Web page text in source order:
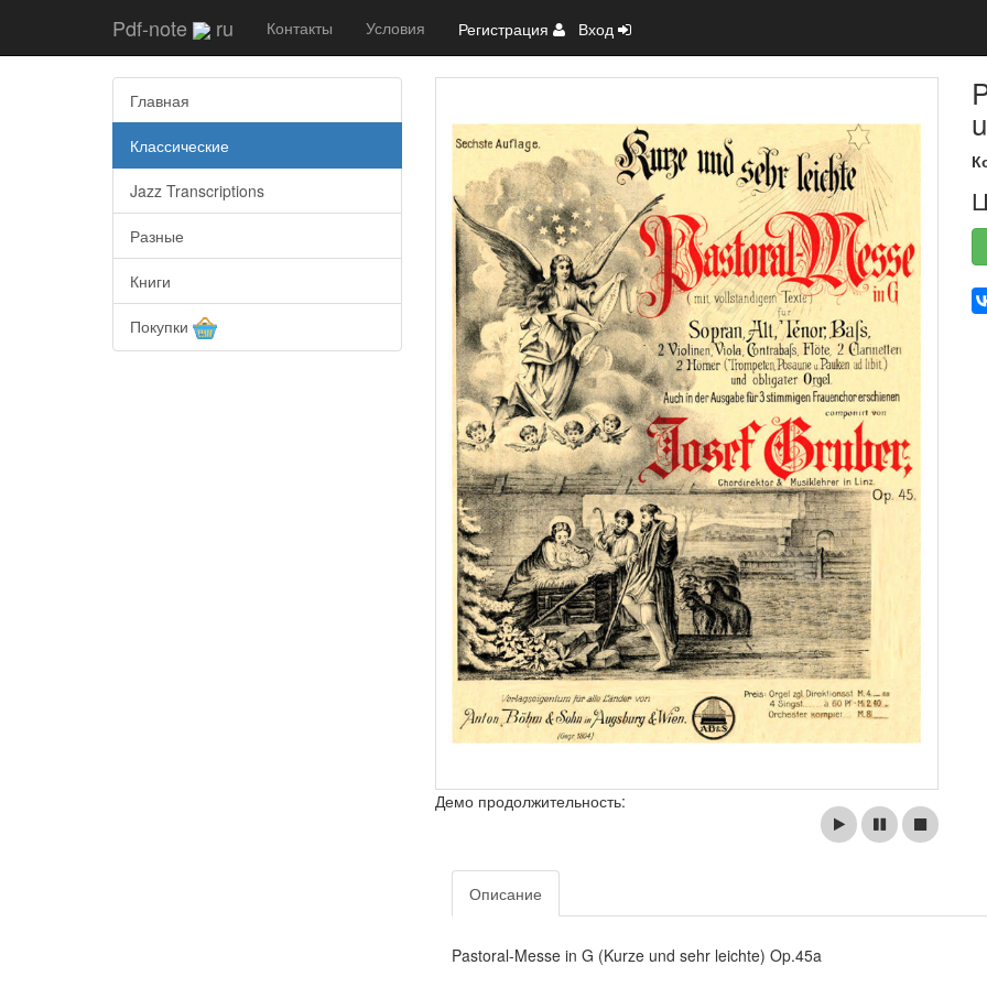
Pdf-note ru Контакты Условия Регистрация Вход
Главная
Классические
Jazz Transcriptions
Разные
Книги
Покупки
Демо продолжительность:
Описание
Pastoral-Messe in G (Kurze und sehr leichte) Op.45a